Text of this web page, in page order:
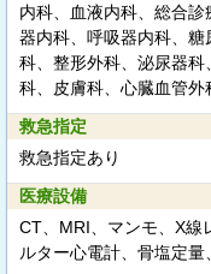
内科、血液内科、総合
器内科、呼吸器内科、
科、整形外科、泌尿器
科、皮膚科、心臓血管
救急指定
救急指定あり
医療設備
CT、MRI、マンモ、X線
ルター心電計、骨塩定